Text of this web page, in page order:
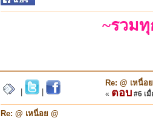
~รวม
Re: @ เหนื่อ
« ตอบ #6 เมื่
Re: @ เหนื่อย @